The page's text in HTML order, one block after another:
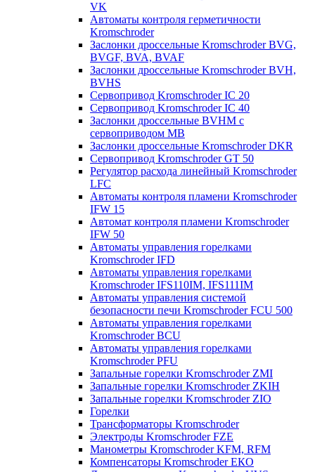
VK
Автоматы контроля герметичности
Kromschroder
Заслонки дроссельные Kromschroder BVG,
BVGF, BVA, BVAF
Заслонки дроссельные Kromschroder BVH,
BVHS
Сервопривод Kromschroder IC 20
Сервопривод Kromschroder IC 40
Заслонки дроссельные BVHM с
сервоприводом МВ
Заслонки дроссельные Kromschroder DKR
Cервопривод Kromschroder GT 50
Регулятор расхода линейный Kromschroder
LFC
Автоматы контроля пламени Kromschroder
IFW 15
Автомат контроля пламени Kromschroder
IFW 50
Автоматы управления горелками
Kromschroder IFD
Автоматы управления горелками
Kromschroder IFS110IM, IFS111IM
Автоматы управления системой
безопасности печи Kromschroder FCU 500
Автоматы управления горелками
Kromschroder BCU
Автоматы управления горелками
Kromschroder PFU
Запальные горелки Kromschroder ZМI
Запальные горелки Kromschroder ZKIH
Запальные горелки Kromschroder ZIO
Горелки
Трансформаторы Kromschroder
Электроды Kromschroder FZE
Манометры Kromschroder KFM, RFM
Компенсаторы Kromschroder ЕКО